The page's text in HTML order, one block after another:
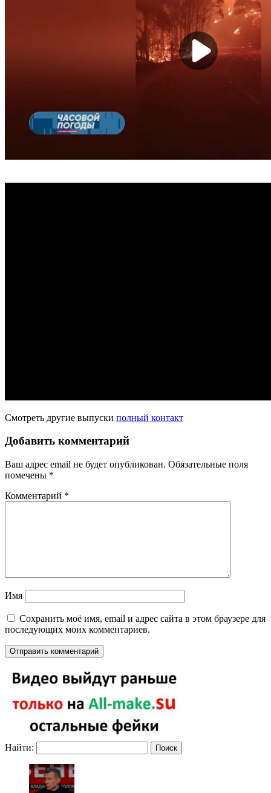
Смотреть другие выпуски полный контакт
Добавить комментарий
Ваш адрес email не будет опубликован. Обязательные поля
помечены *
Комментарий *
Имя
Сохранить моё имя, email и адрес сайта в этом браузере для
последующих моих комментариев.
Найти: